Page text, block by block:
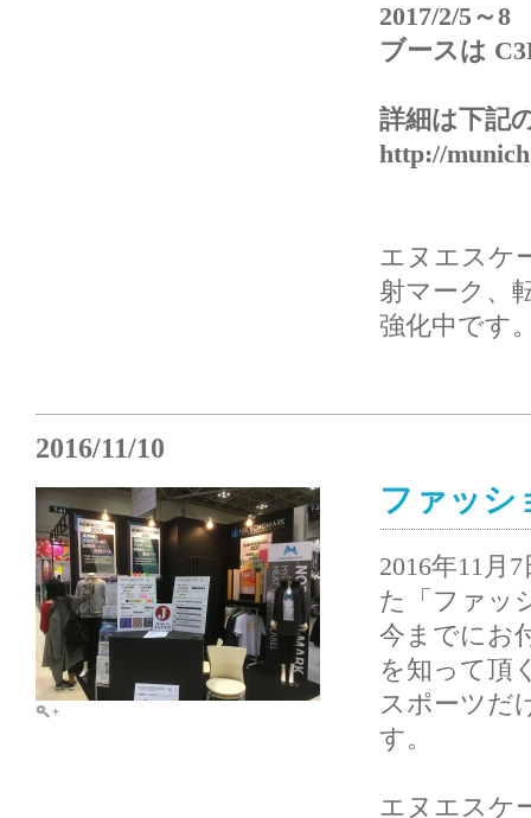
2017/2/5～8
ブースは
詳細は下記
http://
エヌエスケ
射マーク、
強化中です
2016/11/10
ファッシ
2016年11月
た「ファッ
今までにお
を知って頂
スポーツだ
す。
エヌエスケ